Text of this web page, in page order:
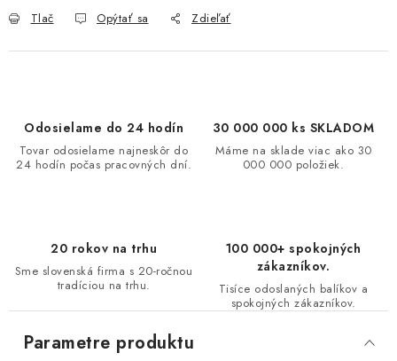
Tlač Opýtať sa Zdieľať
Odosielame do 24 hodín
Tovar odosielame najneskôr do
24 hodín počas pracovných dní.
30 000 000 ks SKLADOM
Máme na sklade viac ako 30
000 000 položiek.
20 rokov na trhu
Sme slovenská firma s 20-ročnou
tradíciou na trhu.
100 000+ spokojných
zákazníkov.
Tisíce odoslaných balíkov a
spokojných zákazníkov.
Parametre produktu